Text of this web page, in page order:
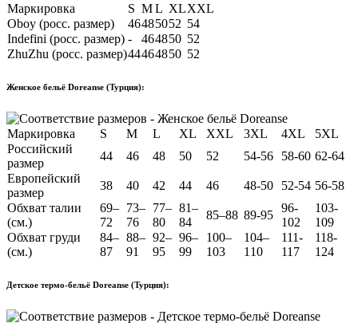
Маркировка S ML XLXXL
Oboy (росс. размер)
46485052 54
Indefini (росс. размер) - 464850 52
ZhuZhu (росс. размер)44464850 52
Женское бельё Doreanse (Турция):
Маркировка S M L XL XXL 3XL 4XL
5XL
Российский
размер
44 46 48 50 52 54-56 58-60 62-64
Европейский
размер
38 40 42 44 46 48-50 52-54 56-58
Обхват талии
(см.)
69–
72
73–
76
77–
80
81–
84
85–88 89-95
96-
102
103-
109
Обхват груди
(см.)
84–
87
88–
91
92–
95
96–
99
100–
103
104–
110
111-
117
118-
124
Детское термо-бельё Doreanse (Турция):